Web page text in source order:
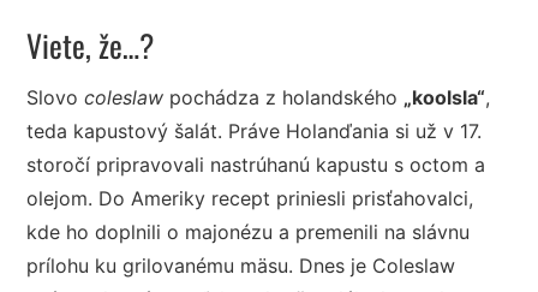
Viete, že…?
Slovocoleslaw pochádza z holandského „koolsla“,
teda kapustový šalát. Práve Holanďania si už v 17.
storočí pripravovali nastrúhanú kapustu s octom a
olejom. Do Ameriky recept priniesli prisťahovalci,
kde ho doplnili o majonézu a premenili na slávnu
prílohu ku grilovanému mäsu. Dnes je Coleslaw